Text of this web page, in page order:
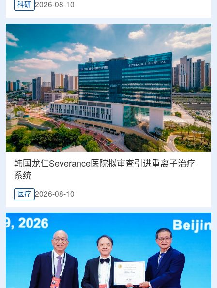
科研 2026-08-10
韩国龙仁Severance医院拟审查引进重离子治疗
系统
医疗 2026-08-10